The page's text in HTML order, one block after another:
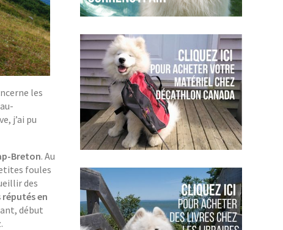
les
j’ai pu
Breton. Au
foules
des
en
début